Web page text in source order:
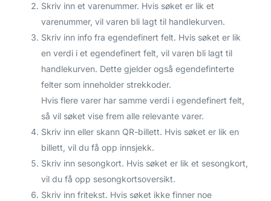
Skriv inn et varenummer. Hvis søket er lik et
varenummer, vil varen bli lagt til handlekurven.
Skriv inn info fra egendefinert felt. Hvis søket er lik
en verdi i et egendefinert felt, vil varen bli lagt til
handlekurven. Dette gjelder også egendefinterte
felter som inneholder strekkoder.
Hvis flere varer har samme verdi i egendefinert felt,
så vil søket vise frem alle relevante varer.
Skriv inn eller skann QR-billett. Hvis søket er lik en
billett, vil du få opp innsjekk.
Skriv inn sesongkort. Hvis søket er lik et sesongkort,
vil du få opp sesongkortsoversikt.
Skriv inn fritekst. Hvis søket ikke finner noe